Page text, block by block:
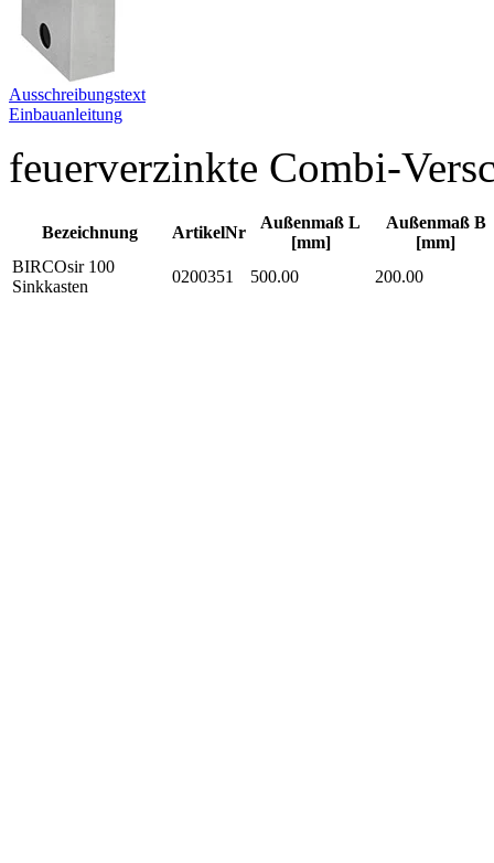
Ausschreibungstext
Einbauanleitung
feuerverzinkte Combi-
Bezeichnung ArtikelNr
Außenmaß L
[mm]
Außenmaß B
[mm]
BIRCOsir 100
Sinkkasten
0200351 500.00 200.00